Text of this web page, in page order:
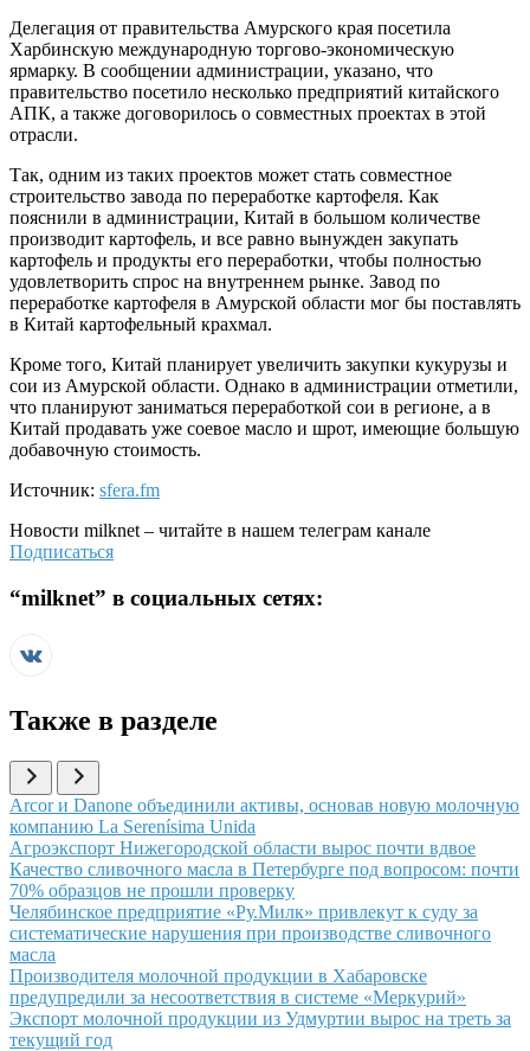
Делегация от правительства Амурского края посетила
Харбинскую международную торгово-экономическую
ярмарку. В сообщении администрации, указано, что
правительство посетило несколько предприятий китайского
АПК, а также договорилось о совместных проектах в этой
отрасли.
Так, одним из таких проектов может стать совместное
строительство завода по переработке картофеля. Как
пояснили в администрации, Китай в большом количестве
производит картофель, и все равно вынужден закупать
картофель и продукты его переработки, чтобы полностью
удовлетворить спрос на внутреннем рынке. Завод по
переработке картофеля в Амурской области мог бы поставлять
в Китай картофельный крахмал.
Кроме того, Китай планирует увеличить закупки кукурузы и
сои из Амурской области. Однако в администрации отметили,
что планируют заниматься переработкой сои в регионе, а в
Китай продавать уже соевое масло и шрот, имеющие большую
добавочную стоимость.
Источник: sfera.fm
Новости milknet – читайте в нашем телеграм канале
Подписаться
“milknet” в социальных сетях:
Также в разделе
Иллюстрация новости
Arcor и Danone объединили активы, основав новую молочную
компанию La Serenísima Unida
Иллюстрация новости
Агроэкспорт Нижегородской области вырос почти вдвое
Иллюстрация новости
Качество сливочного масла в Петербурге под вопросом: почти
70% образцов не прошли проверку
Иллюстрация новости
Челябинское предприятие «Ру.Милк» привлекут к суду за
систематические нарушения при производстве сливочного
масла
Иллюстрация новости
Производителя молочной продукции в Хабаровске
предупредили за несоответствия в системе «Меркурий»
Иллюстрация новости
Экспорт молочной продукции из Удмуртии вырос на треть за
текущий год